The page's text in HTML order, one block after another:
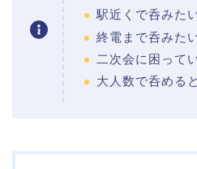
駅近くで呑みた
終電まで呑みた
二次会に困って
大人数で呑める